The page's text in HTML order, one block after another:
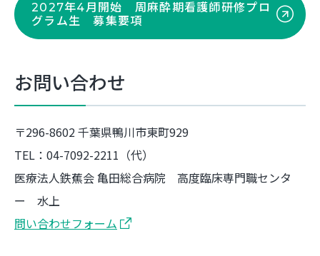
2027年4月開始 周麻酔期看護師研修プロ
グラム生 募集要項
お問い合わせ
〒296-8602 千葉県鴨川市東町929
TEL：04-7092-2211（代）
医療法人鉄蕉会 亀田総合病院 高度臨床専門職センタ
ー 水上
問い合わせフォーム